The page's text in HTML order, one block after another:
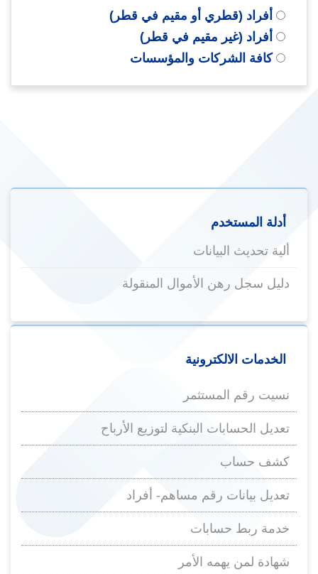
أفراد (قطري أو مقيم في قطر)
أفراد (غير مقيم في قطر)
كافة الشركات والمؤسسات
أدلة المستخدم
ألية تحديث البيانات
دليل سجل رهن الأموال المنقولة
الخدمات الالكترونية
نسيت رقم المستثمر
تعديل الحسابات البنكية لتوزيع الأرباح
كشف حساب
تعديل بيانات رقم مساهم- أفراد
خدمة ربط حسابات
شهادة لمن يهمه الأمر